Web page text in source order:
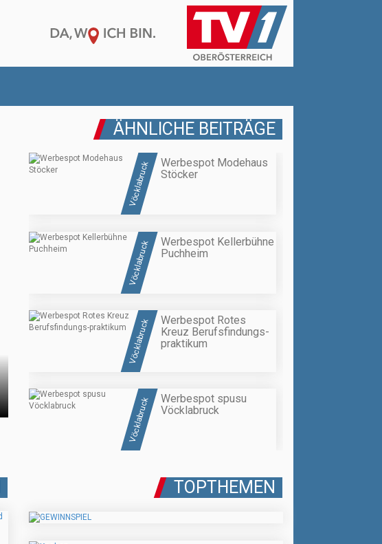
ÄHNLICHE BEITRÄGE
Vöcklabruck
Werbespot Modehaus
Stöcker
Vöcklabruck
Werbespot Kellerbühne
Puchheim
Vöcklabruck
Werbespot Rotes
Kreuz Berufsfindungs-
praktikum
Vöcklabruck
Werbespot spusu
Vöcklabruck
TOPTHEMEN